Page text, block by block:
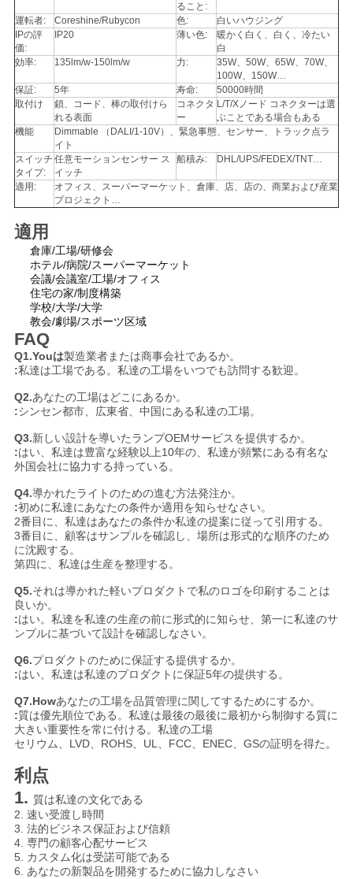
ること:
運転者: Coreshine/Rubycon 色:
白いハウジング
IPの評
価:
IP20 薄い色:
暖かく白く、白く、冷たい
白
効率:
135lm/w-150lm/w 力:
35W、50W、65W、70W、
100W、150W…
保証:
5年 寿命:
50000時間
取付け
鎖、コード、棒の取付けら
れる表面
コネクタ
ー
L/T/Xノード コネクターは選
ぶことである場合もある
機能
Dimmable （DALI/1-10V）、緊急事態、センサー、トラック点ラ
イト
スイッチ
タイプ:
任意モーションセンサー ス
イッチ
船積み: DHL/UPS/FEDEX/TNT…
適用:
オフィス、スーパーマーケット、倉庫、店、店の、商業および産業
プロジェクト…
適用
倉庫/工場/研修会
ホテル/病院/スーパーマーケット
会議/会議室/工場/オフィス
住宅の家/制度構築
学校/大学/大学
教会/劇場/スポーツ区域
FAQ
Q1.Youは製造業者または商事会社であるか。
:私達は工場である。私達の工場をいつでも訪問する歓迎。
Q2.あなたの工場はどこにあるか。
:シンセン都市、広東省、中国にある私達の工場。
Q3.新しい設計を導いたランプOEMサービスを提供するか。
:はい、私達は豊富な経験以上10年の、私達が頻繁にある有名な
外国会社に協力する持っている。
Q4.導かれたライトのための進む方法発注か。
:初めに私達にあなたの条件か適用を知らせなさい。
2番目に、私達はあなたの条件か私達の提案に従って引用する。
3番目に、顧客はサンプルを確認し、場所は形式的な順序のため
に沈殿する。
第四に、私達は生産を整理する。
Q5.それは導かれた軽いプロダクトで私のロゴを印刷することは
良いか。
:はい。私達を私達の生産の前に形式的に知らせ、第一に私達のサ
ンプルに基づいて設計を確認しなさい。
Q6.プロダクトのために保証する提供するか。
:はい、私達は私達のプロダクトに保証5年の提供する。
Q7.Howあなたの工場を品質管理に関してするためにするか。
:質は優先順位である。私達は最後の最後に最初から制御する質に
大きい重要性を常に付ける。私達の工場
セリウム、LVD、ROHS、UL、FCC、ENEC、GSの証明を得た。
利点
1. 質は私達の文化である
2. 速い受渡し時間
3. 法的ビジネス保証および信頼
4. 専門の顧客心配サービス
5. カスタム化は受諾可能である
6. あなたの新製品を開発するために協力しなさい